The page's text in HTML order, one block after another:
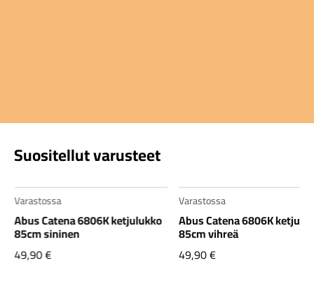
Suositellut varusteet
Varastossa
Abus Catena 6806K ketjulukko
85cm sininen
49,90€
Varastossa
Abus Catena 6806K
85cm vihreä
49,90€